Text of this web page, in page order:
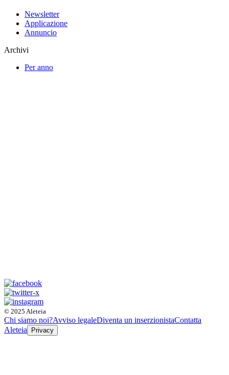
Newsletter
Applicazione
Annuncio
Archivi
Per anno
© 2025 Aleteia
Chi siamo noi?Avviso legaleDiventa un inserzionistaContatta
Aleteia
Privacy